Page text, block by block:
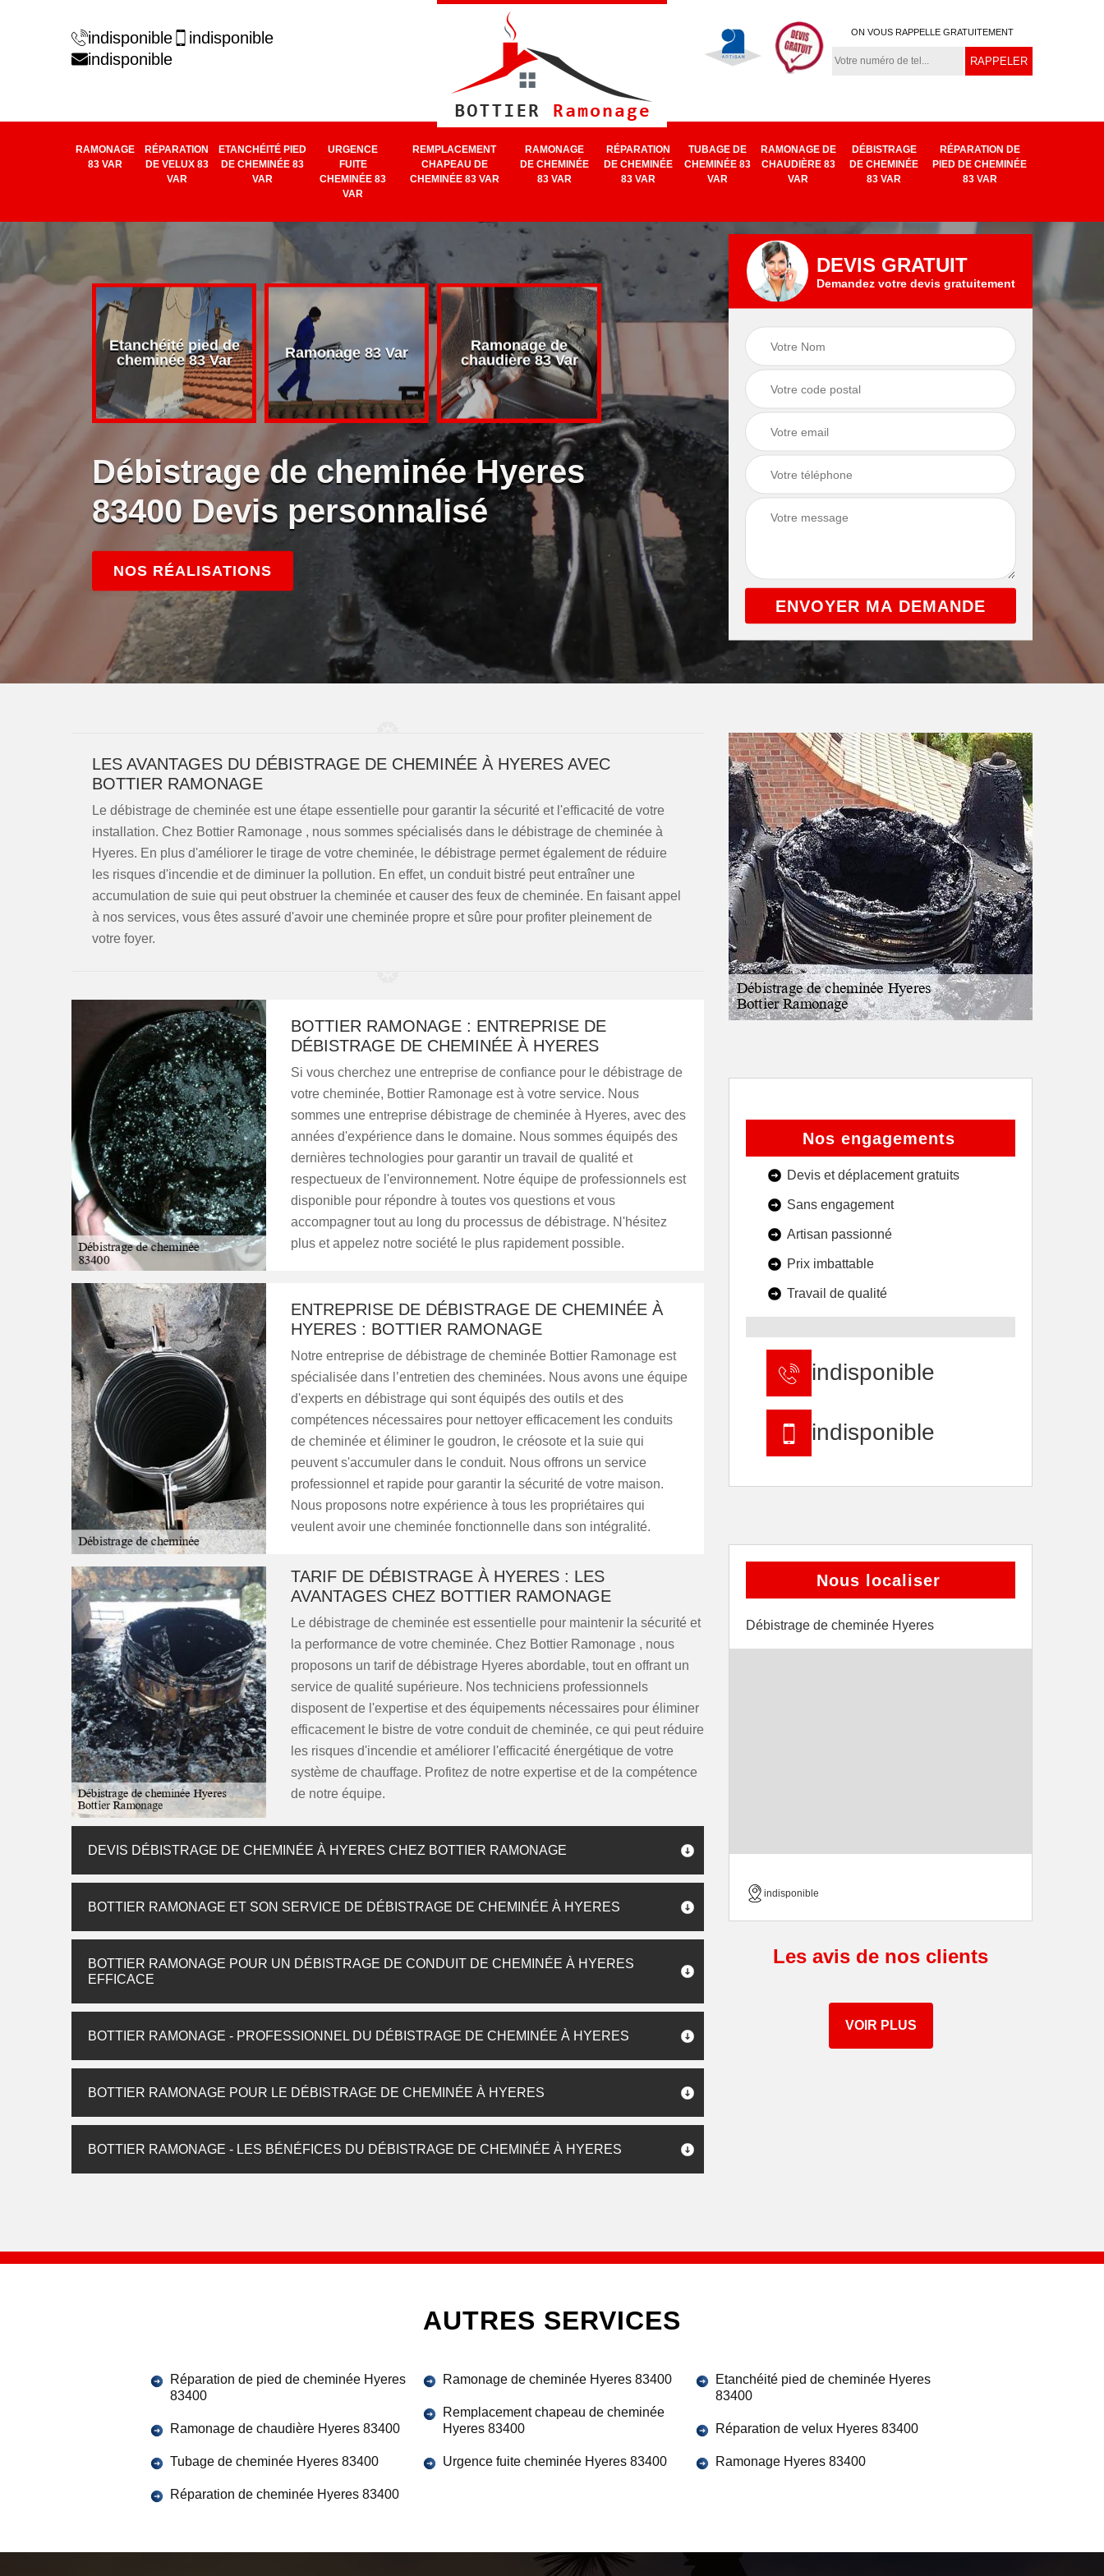
indisponible
indisponible
indisponible
ON VOUS RAPPELLE GRATUITEMENT
RAMONAGE
83 VAR
RÉPARATION
DE VELUX 83
VAR
ETANCHÉITÉ PIED
DE CHEMINÉE 83
VAR
URGENCE
FUITE
CHEMINÉE 83
VAR
REMPLACEMENT
CHAPEAU DE
CHEMINÉE 83 VAR
RAMONAGE
DE CHEMINÉE
83 VAR
RÉPARATION
DE CHEMINÉE
83 VAR
TUBAGE DE
CHEMINÉE 83
VAR
RAMONAGE DE
CHAUDIÈRE 83
VAR
DÉBISTRAGE
DE CHEMINÉE
83 VAR
RÉPARATION DE
PIED DE CHEMINÉE
83 VAR
Etanchéité pied de
cheminée 83 Var
Ramonage 83 Var
Ramonage de
chaudière 83 Var
Ramonage de
cheminée 83 Var
chapeau de
cheminée 83 Var
Réparation de
cheminée 83 Var
Débistrage de cheminée Hyeres
83400 Devis personnalisé
NOS RÉALISATIONS
DEVIS GRATUIT
Demandez votre devis gratuitement
LES AVANTAGES DU DÉBISTRAGE DE CHEMINÉE À HYERES AVEC
BOTTIER RAMONAGE
Le débistrage de cheminée est une étape essentielle pour garantir la sécurité et l'efficacité de votre
installation. Chez Bottier Ramonage , nous sommes spécialisés dans le débistrage de cheminée à
Hyeres. En plus d'améliorer le tirage de votre cheminée, le débistrage permet également de réduire
les risques d'incendie et de diminuer la pollution. En effet, un conduit bistré peut entraîner une
accumulation de suie qui peut obstruer la cheminée et causer des feux de cheminée. En faisant appel
à nos services, vous êtes assuré d'avoir une cheminée propre et sûre pour profiter pleinement de
votre foyer.
BOTTIER RAMONAGE : ENTREPRISE DE
DÉBISTRAGE DE CHEMINÉE À HYERES
Si vous cherchez une entreprise de confiance pour le débistrage de
votre cheminée, Bottier Ramonage est à votre service. Nous
sommes une entreprise débistrage de cheminée à Hyeres, avec des
années d'expérience dans le domaine. Nous sommes équipés des
dernières technologies pour garantir un travail de qualité et
respectueux de l'environnement. Notre équipe de professionnels est
disponible pour répondre à toutes vos questions et vous
accompagner tout au long du processus de débistrage. N'hésitez
plus et appelez notre société le plus rapidement possible.
ENTREPRISE DE DÉBISTRAGE DE CHEMINÉE À
HYERES : BOTTIER RAMONAGE
Notre entreprise de débistrage de cheminée Bottier Ramonage est
spécialisée dans l’entretien des cheminées. Nous avons une équipe
d'experts en débistrage qui sont équipés des outils et des
compétences nécessaires pour nettoyer efficacement les conduits
de cheminée et éliminer le goudron, le créosote et la suie qui
peuvent s'accumuler dans le conduit. Nous offrons un service
professionnel et rapide pour garantir la sécurité de votre maison.
Nous proposons notre expérience à tous les propriétaires qui
veulent avoir une cheminée fonctionnelle dans son intégralité.
TARIF DE DÉBISTRAGE À HYERES : LES
AVANTAGES CHEZ BOTTIER RAMONAGE
Le débistrage de cheminée est essentielle pour maintenir la sécurité et
la performance de votre cheminée. Chez Bottier Ramonage , nous
proposons un tarif de débistrage Hyeres abordable, tout en offrant un
service de qualité supérieure. Nos techniciens professionnels
disposent de l'expertise et des équipements nécessaires pour éliminer
efficacement le bistre de votre conduit de cheminée, ce qui peut réduire
les risques d'incendie et améliorer l'efficacité énergétique de votre
système de chauffage. Profitez de notre expertise et de la compétence
de notre équipe.
DEVIS DÉBISTRAGE DE CHEMINÉE À HYERES CHEZ BOTTIER RAMONAGE
BOTTIER RAMONAGE ET SON SERVICE DE DÉBISTRAGE DE CHEMINÉE À HYERES
BOTTIER RAMONAGE POUR UN DÉBISTRAGE DE CONDUIT DE CHEMINÉE À HYERES
EFFICACE
BOTTIER RAMONAGE - PROFESSIONNEL DU DÉBISTRAGE DE CHEMINÉE À HYERES
BOTTIER RAMONAGE POUR LE DÉBISTRAGE DE CHEMINÉE À HYERES
BOTTIER RAMONAGE - LES BÉNÉFICES DU DÉBISTRAGE DE CHEMINÉE À HYERES
Nos engagements
Devis et déplacement gratuits
Sans engagement
Artisan passionné
Prix imbattable
Travail de qualité
indisponible
indisponible
Nous localiser
Débistrage de cheminée Hyeres
indisponible
Les avis de nos clients
VOIR PLUS
AUTRES SERVICES
Réparation de pied de cheminée Hyeres
83400
Ramonage de chaudière Hyeres 83400
Tubage de cheminée Hyeres 83400
Réparation de cheminée Hyeres 83400
Ramonage de cheminée Hyeres 83400
Remplacement chapeau de cheminée
Hyeres 83400
Urgence fuite cheminée Hyeres 83400
Etanchéité pied de cheminée Hyeres
83400
Réparation de velux Hyeres 83400
Ramonage Hyeres 83400